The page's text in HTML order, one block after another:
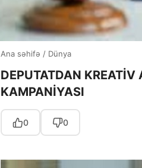
Ana səhifə / Dünya
DEPUTATDAN
KAMPANİYASI
0 0